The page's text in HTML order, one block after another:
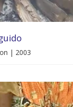
| 2003